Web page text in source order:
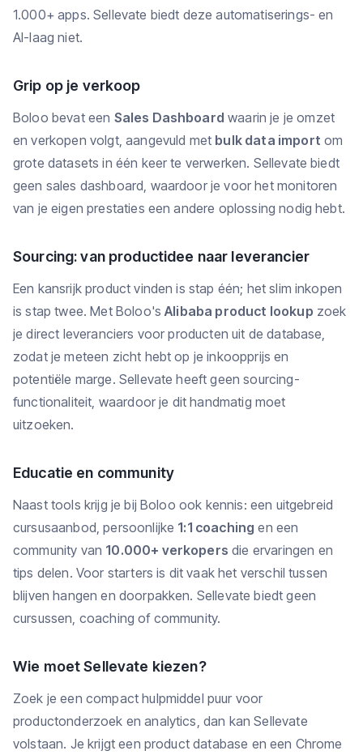
1.000+ apps. Sellevate biedt deze automatiserings- en
AI-laag niet.
Grip op je verkoop
Boloo bevat een Sales Dashboard waarin je je omzet
en verkopen volgt, aangevuld met bulk data import om
grote datasets in één keer te verwerken. Sellevate biedt
geen sales dashboard, waardoor je voor het monitoren
van je eigen prestaties een andere oplossing nodig hebt.
Sourcing: van productidee naar leverancier
Een kansrijk product vinden is stap één; het slim inkopen
is stap twee. Met Boloo'sAlibaba product lookup zoek
je direct leveranciers voor producten uit de database,
zodat je meteen zicht hebt op je inkoopprijs en
potentiële marge. Sellevate heeft geen sourcing-
functionaliteit, waardoor je dit handmatig moet
uitzoeken.
Educatie en community
Naast tools krijg je bij Boloo ook kennis: een uitgebreid
cursusaanbod, persoonlijke 1:1 coaching en een
community van 10.000+ verkopers die ervaringen en
tips delen. Voor starters is dit vaak het verschil tussen
blijven hangen en doorpakken. Sellevate biedt geen
cursussen, coaching of community.
Wie moet Sellevate kiezen?
Zoek je een compact hulpmiddel puur voor
productonderzoek en analytics, dan kan Sellevate
volstaan. Je krijgt een product database en een Chrome